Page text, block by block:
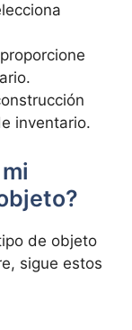
inventario.
de objeto
sigue estos